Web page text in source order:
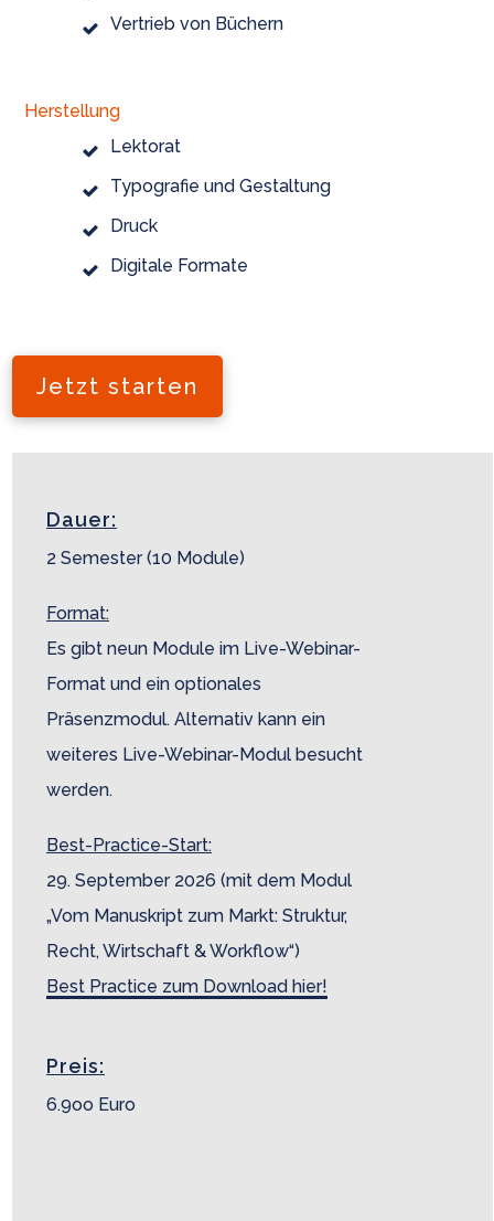
Vertrieb von Büchern
Herstellung
Lektorat
Typografie und Gestaltung
Druck
Digitale Formate
Jetzt starten
Dauer:
2 Semester (10 Module)
Format:
Es gibt neun Module im Live-Webinar-
Format und ein optionales
Präsenzmodul. Alternativ kann ein
weiteres Live-Webinar-Modul besucht
werden.
Best-Practice-Start:
29. September 2026 (mit dem Modul
„Vom Manuskript zum Markt: Struktur,
Recht, Wirtschaft & Workflow“)
Best Practice zum Download hier!
Preis:
6.9oo Euro